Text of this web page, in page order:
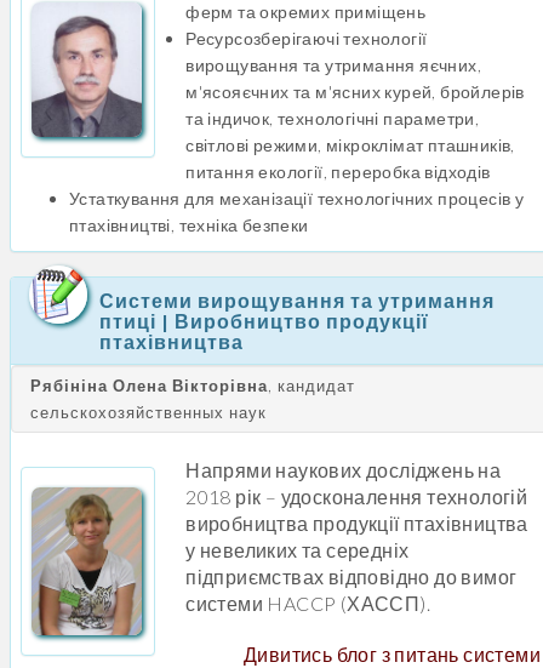
ферм та окремих приміщень
Ресурсозберігаючі технології
вирощування та утримання яєчних,
м'ясояєчних та м'ясних курей, бройлерів
та індичок, технологічні параметри,
світлові режими, мікроклімат пташників,
питання екології, переробка відходів
Устаткування для механізації технологічних процесів у
птахівництві, техніка безпеки
Системи вирощування та утримання
птиці | Виробництво продукції
птахівництва
Рябініна Олена Вікторівна , кандидат
сельскохозяйственных наук
Напрями наукових досліджень на
2018 рік – удосконалення технологій
виробництва продукції птахівництва
у невеликих та середніх
підприємствах відповідно до вимог
системи HACCP (ХАССП).
Дивитись блог з питань системи